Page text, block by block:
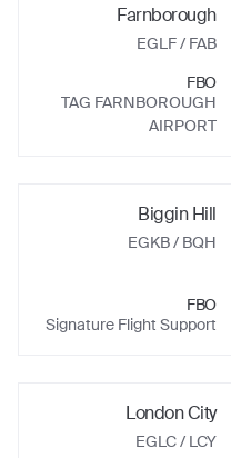
Farnborough
EGLF/ FAB
FBO
TAG FARNBOROUGH
AIRPORT
Biggin Hill
EGKB/ BQH
FBO
Signature Flight Support
London City
EGLC/ LCY